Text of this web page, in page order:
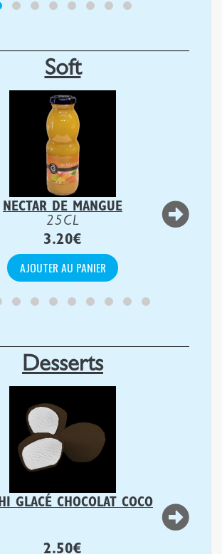
Soft
NECTAR DE MANGUE
25CL
3.20€
AJOUTER AU PANIER
Desserts
GLACÉ CHOCOLAT COCO
2.50€